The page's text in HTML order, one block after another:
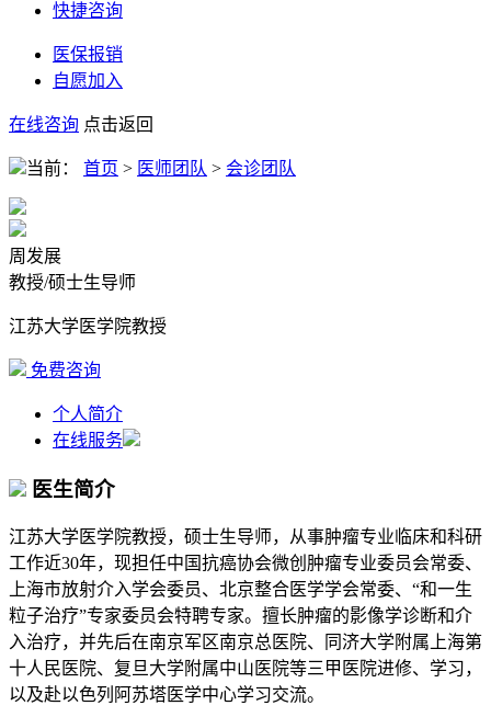
快捷咨询
医保报销
自愿加入
在线咨询 点击返回
当前： 首页 > 医师团队 > 会诊团队
周发展
教授/硕士生导师
江苏大学医学院教授
免费咨询
个人简介
在线服务
医生简介
江苏大学医学院教授，硕士生导师，从事肿瘤专业临床和科研
工作近30年，现担任中国抗癌协会微创肿瘤专业委员会常委、
上海市放射介入学会委员、北京整合医学学会常委、“和一生
粒子治疗”专家委员会特聘专家。擅长肿瘤的影像学诊断和介
入治疗，并先后在南京军区南京总医院、同济大学附属上海第
十人民医院、复旦大学附属中山医院等三甲医院进修、学习，
以及赴以色列阿苏塔医学中心学习交流。